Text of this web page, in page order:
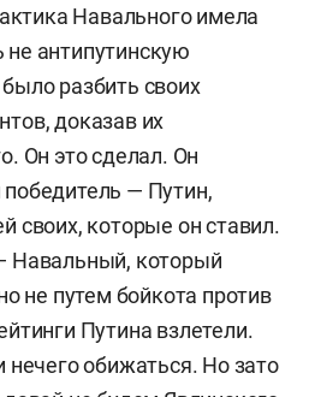
Навального имела
антипутинскую
разбить своих
доказав их
Он это сделал. Он
— Путин,
своих, которые он ставил.
Навальный, который
не путем бойкота против
Путина взлетели.
обижаться. Но зато